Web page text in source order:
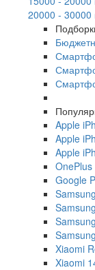
20000 - 30000
Apple
Apple
Apple
Google
Xiaomi
Xiaomi